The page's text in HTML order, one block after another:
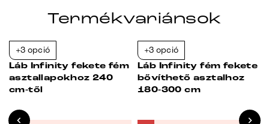
Termékvariánsok
+3 opció
Láb Infinity fekete fém
asztallapokhoz 240
cm-től
+3 opció
Láb Infinity fém fekete
bővíthető asztalhoz
180-300 cm